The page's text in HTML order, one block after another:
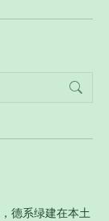
德系绿建在本土